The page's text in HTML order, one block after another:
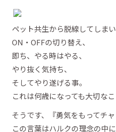
ペット共生から脱線してしまい
ON・OFFの切り替え、
即ち、やる時はやる、
やり抜く気持ち、
そしてやり遂げる事。
これは何歳になっても大切なこ
そうです、『勇気をもってチャ
この言葉はハルクの理念の中